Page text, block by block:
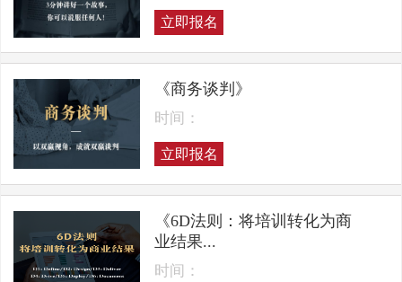
立即报名
《商务谈判》
时间：
立即报名
《6D法则：将培训转化为商
业结果...
时间：